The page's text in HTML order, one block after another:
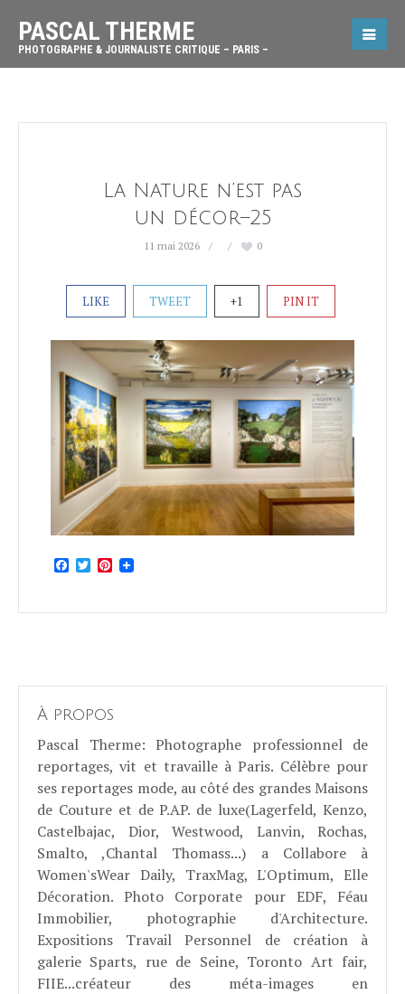
PASCAL THERME
PHOTOGRAPHE & JOURNALISTE CRITIQUE – PARIS –
La Nature n’est pas
un décor–25
11 mai 2026 0
LIKE TWEET +1 PIN IT
Facebook
TwitterPinterest
À propos
Pascal Therme: Photographe professionnel de
reportages, vit et travaille à Paris. Célèbre pour
ses reportages mode, au côté des grandes Maisons
de Couture et de P.AP. de luxe(Lagerfeld, Kenzo,
Castelbajac, Dior, Westwood, Lanvin, Rochas,
Smalto, ,Chantal Thomass...) a Collabore à
Women'sWear Daily, TraxMag, L'Optimum, Elle
Décoration. Photo Corporate pour EDF, Féau
Immobilier, photographie d'Architecture.
Expositions Travail Personnel de création à
galerie Sparts, rue de Seine, Toronto Art fair,
FIIE...créateur des méta-images en